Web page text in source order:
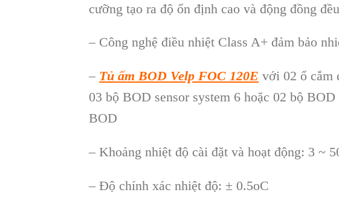
cưỡng tạo ra độ ổn định cao và động đồng
– Công nghệ điều nhiệt Class A+ đảm bảo
– Tủ ấm BOD Velp FOC 120E với 02 ổ cắm
03 bộ BOD sensor system 6 hoặc 02 bộ
BOD
– Khoảng nhiệt độ cài đặt và hoạt động: 3 ~
– Độ chính xác nhiệt độ: ± 0.5oC